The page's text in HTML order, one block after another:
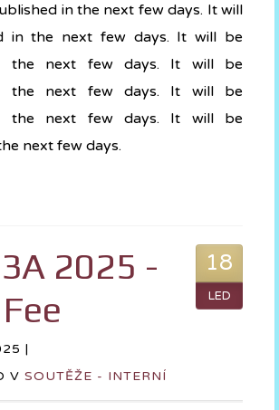
in the next few days. It will
in the next few days. It will be
the next few days. It will be
the next few days. It will be
the next few days. It will be
next few days.
18
LED
2025 -
|
V SOUTĚŽE - INTERNÍ